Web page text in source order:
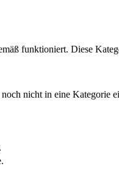
funktioniert. Diese
nicht in eine Kategorie